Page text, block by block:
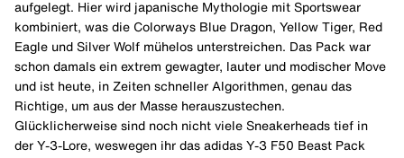
aufgelegt. Hier wird japanische Mythologie mit Sportswear
kombiniert, was die Colorways Blue Dragon, Yellow Tiger, Red
Eagle und Silver Wolf mühelos unterstreichen. Das Pack war
schon damals ein extrem gewagter, lauter und modischer Move
und ist heute, in Zeiten schneller Algorithmen, genau das
Richtige, um aus der Masse herauszustechen.
Glücklicherweise sind noch nicht viele Sneakerheads tief in
der Y-3-Lore, weswegen ihr das adidas Y-3 F50 Beast Pack